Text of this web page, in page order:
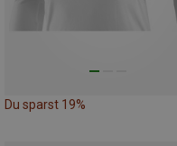
Du sparst 19%